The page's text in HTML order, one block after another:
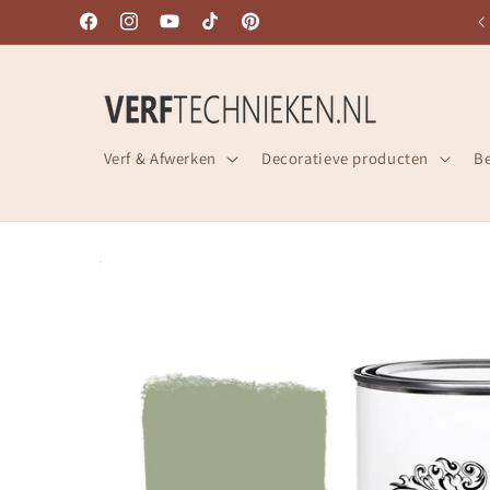
Meteen
naar de
content
FacebookInstagramYouTubeTikTokPinterest
SNELLE LEVERING UIT VOORRAAD!
Verf & Afwerken Decoratieve producten